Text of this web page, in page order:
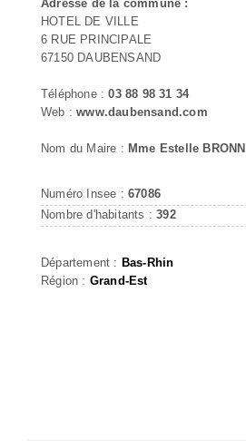
Adresse de la commune :
HOTEL DE VILLE
6 RUE PRINCIPALE
67150 DAUBENSAND
Téléphone :03 88 98 31 34
Web :www.daubensand.com
Nom du Maire : Mme Estelle BRONN
Numéro Insee : 67086
Nombre d'habitants :392
Département : Bas-Rhin
Région : Grand-Est